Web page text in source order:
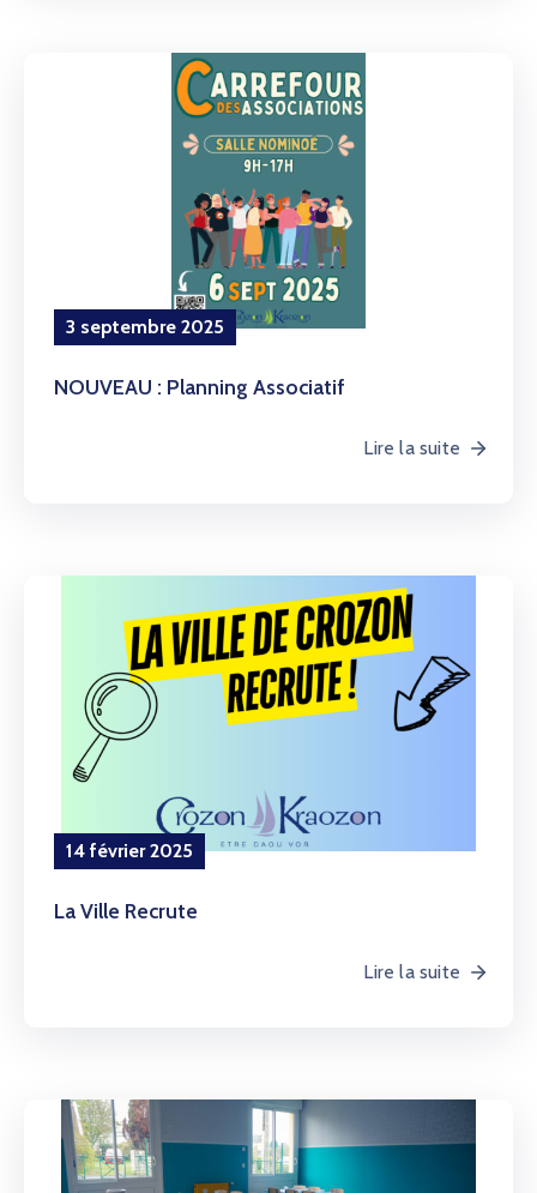
3 septembre 2025
NOUVEAU : Planning Associatif
Lire la suite
14 février 2025
La Ville Recrute
Lire la suite